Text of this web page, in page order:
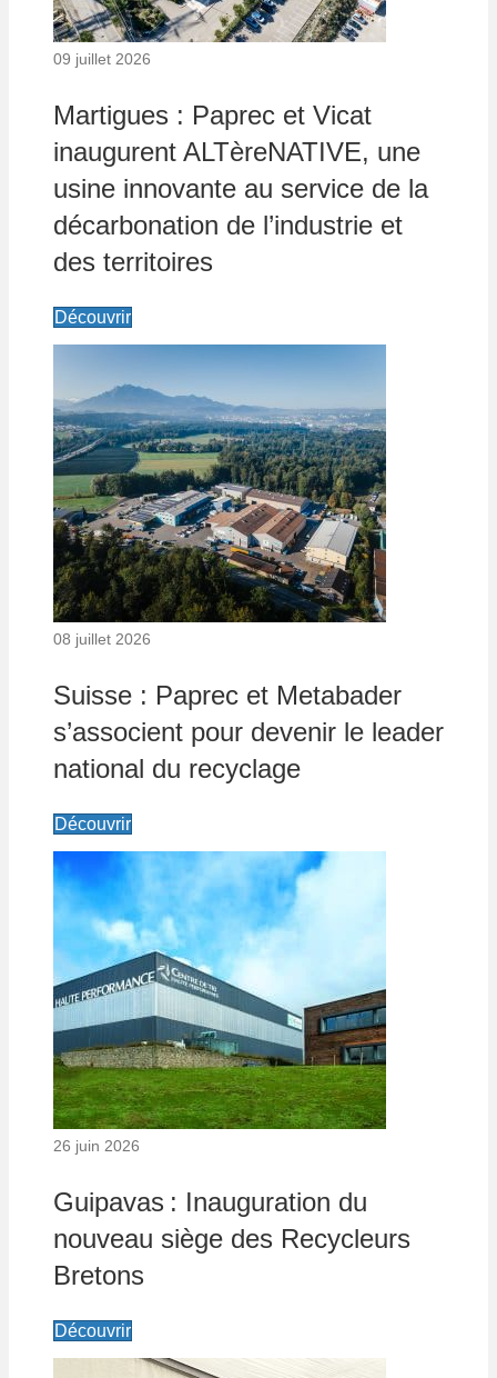
09 juillet 2026
Martigues : Paprec et Vicat
inaugurent ALTèreNATIVE, une
usine innovante au service de la
décarbonation de l’industrie et
des territoires
Découvrir
08 juillet 2026
Suisse : Paprec et Metabader
s’associent pour devenir le leader
national du recyclage
Découvrir
26 juin 2026
Guipavas : Inauguration du
nouveau siège des Recycleurs
Bretons
Découvrir